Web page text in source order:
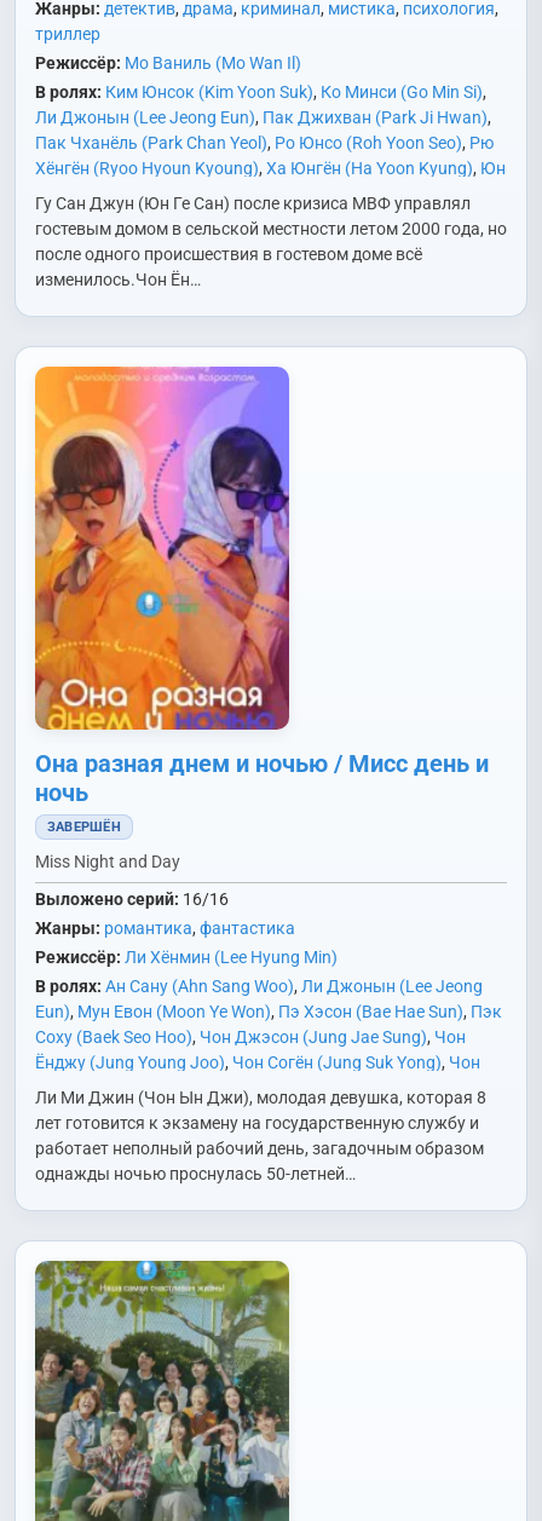
Жанры: детектив, драма, криминал, мистика, психология,
триллер
Режиссёр: Мо Ваниль (Mo Wan Il)
В ролях: Ким Юнсок (Kim Yoon Suk), Ко Минси (Go Min Si),
Ли Джонын (Lee Jeong Eun), Пак Джихван (Park Ji Hwan),
Пак Чханёль (Park Chan Yeol), Ро Юнсо (Roh Yoon Seo), Рю
Хёнгён (Ryoo Hyoun Kyoung), Ха Юнгён (Ha Yoon Kyung), Юн
Гесан (Yoon Kye Sang)
Гу Сан Джун (Юн Ге Сан) после кризиса МВФ управлял
гостевым домом в сельской местности летом 2000 года, но
после одного происшествия в гостевом доме всё
изменилось.Чон Ён…
Она разная днем и ночью / Мисс день и
ночь
ЗАВЕРШЁН
Miss Night and Day
Выложено серий: 16/16
Жанры: романтика,фантастика
Режиссёр: Ли Хёнмин (Lee Hyung Min)
В ролях: Ан Сану (Ahn Sang Woo), Ли Джонын (Lee Jeong
Eun), Мун Евон (Moon Ye Won), Пэ Хэсон (Bae Hae Sun), Пэк
Соху (Baek Seo Hoo), Чон Джэсон (Jung Jae Sung), Чон
Ёнджу (Jung Young Joo), Чон Согён (Jung Suk Yong), Чон
Ынджи (Jung Eun Ji)
Чхве Джинхёк (Choi Jin Hyuk)
Бёнхи (Yoon Byung Hee)
Ли Ми Джин (Чон Ын Джи), молодая девушка, которая 8
лет готовится к экзамену на государственную службу и
работает неполный рабочий день, загадочным образом
однажды ночью проснулась 50-летней…